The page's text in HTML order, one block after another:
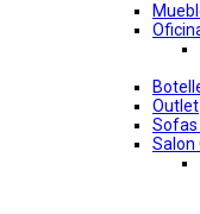
Outlet
Sofas
Salon